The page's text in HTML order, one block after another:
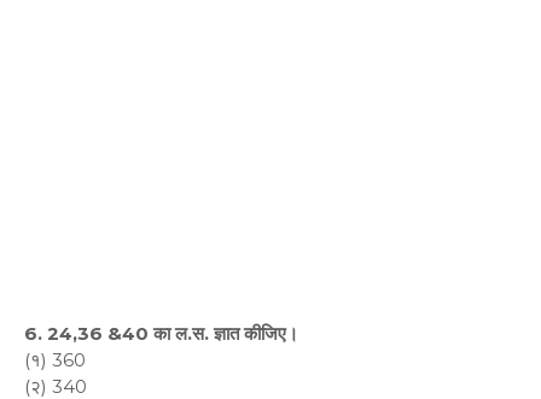
6. 24,36 &40 का ल.स. ज्ञात कीजिए।
(१) 360
(२) 340